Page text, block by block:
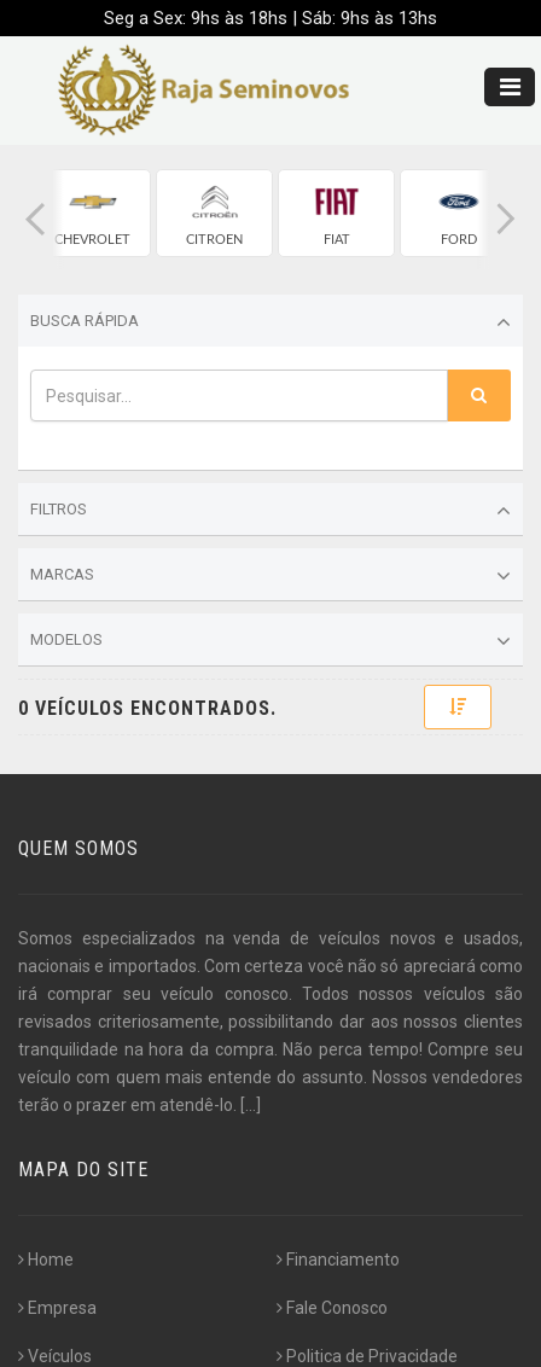
Seg a Sex: 9hs às 18hs | Sáb: 9hs às 13hs
CHEVROLET CITROEN FIAT FORD
BUSCA RÁPIDA
FILTROS
MARCAS
MODELOS
0 VEÍCULOS ENCONTRADOS. Toggle
QUEM SOMOS
Somos especializados na venda de veículos novos e usados,
nacionais e importados. Com certeza você não só apreciará como
irá comprar seu veículo conosco. Todos nossos veículos são
revisados criteriosamente, possibilitando dar aos nossos clientes
tranquilidade na hora da compra. Não perca tempo! Compre seu
veículo com quem mais entende do assunto. Nossos vendedores
terão o prazer em atendê-lo.
MAPA DO SITE
Home
Empresa
Veículos
Financiamento
Fale Conosco
Politica de Privacidade